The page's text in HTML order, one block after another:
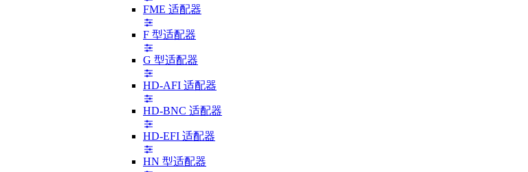
FME 适配器
F 型适配器
G 型适配器
HD-AFI 适配器
HD-BNC 适配器
HD-EFI 适配器
HN 型适配器